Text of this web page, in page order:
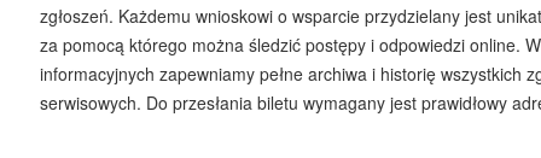
zgłoszeń. Każdemu wnioskowi o wsparcie przydzielany jest
za pomocą którego można śledzić postępy i odpowiedzi online.
informacyjnych zapewniamy pełne archiwa i historię wszystkich
serwisowych. Do przesłania biletu wymagany jest prawidłowy